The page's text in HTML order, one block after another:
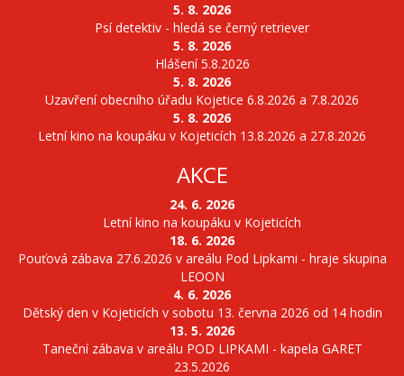
5. 8. 2026
Psí detektiv - hledá se černý retriever
5. 8. 2026
Hlášení 5.8.2026
5. 8. 2026
Uzavření obecního úřadu Kojetice 6.8.2026 a 7.8.2026
5. 8. 2026
Letní kino na koupáku v Kojeticích 13.8.2026 a 27.8.2026
AKCE
24. 6. 2026
Letní kino na koupáku v Kojeticích
18. 6. 2026
Pouťová zábava 27.6.2026 v areálu Pod Lipkami - hraje skupina
LEOON
4. 6. 2026
Dětský den v Kojeticích v sobotu 13. června 2026 od 14 hodin
13. 5. 2026
Taneční zábava v areálu POD LIPKAMI - kapela GARET
23.5.2026